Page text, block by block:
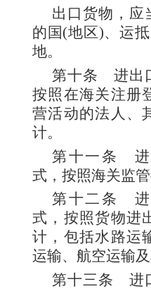
出口货物，应
的国(地区)、运
地。
第十条 进出
按照在海关注册
营活动的法人、
计。
第十一条
进
式，按照海关监管
第十二条
进
式，按照货物进
计，包括水路运
运输、航空运输及
第十三条 进